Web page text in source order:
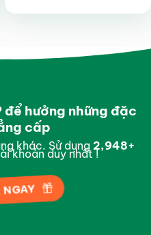
hạng4.85
hưởng những đặc
cấp
khác. Sử dụng 2,996+
khoản duy nhất !
NGAY